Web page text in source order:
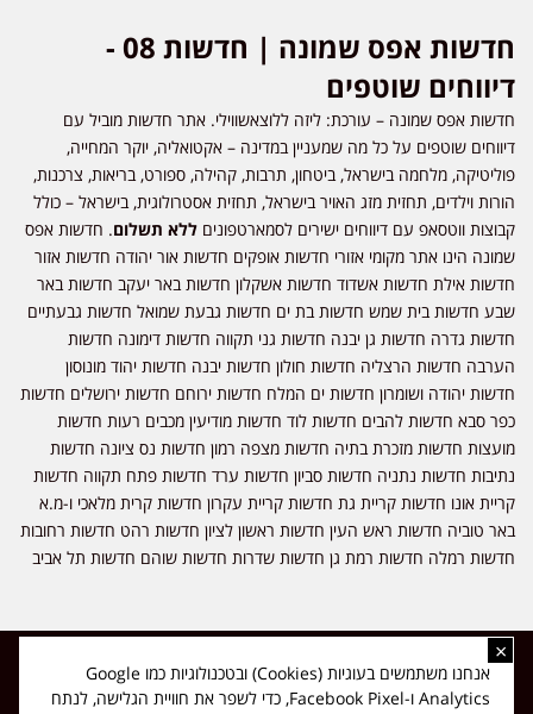
חדשות אפס שמונה | חדשות 08 -
דיווחים שוטפים
חדשות אפס שמונה – עורכת: ליזה ללוצאשווילי. אתר חדשות מוביל עם
דיווחים שוטפים על כל מה שמעניין במדינה – אקטואליה, יוקר המחייה,
פוליטיקה, מלחמה בישראל, ביטחון, תרבות, קהילה, ספורט, בריאות, צרכנות,
הורות וילדים, תחזית מזג האויר בישראל, תחזית אסטרולוגית, בישראל – כולל
קבוצות ווטסאפ עם דיווחים ישירים לסמארטפונים ללא תשלום. חדשות אפס
שמונה הינו אתר מקומי אזורי חדשות אופקים חדשות אור יהודה חדשות אזור
חדשות אילת חדשות אשדוד חדשות אשקלון חדשות באר יעקב חדשות באר
שבע חדשות בית שמש חדשות בת ים חדשות גבעת שמואל חדשות גבעתיים
חדשות גדרה חדשות גן יבנה חדשות גני תקווה חדשות דימונה חדשות
הערבה חדשות הרצליה חדשות חולון חדשות יבנה חדשות יהוד מונוסון
חדשות יהודה ושומרון חדשות ים המלח חדשות ירוחם חדשות ירושלים חדשות
כפר סבא חדשות להבים חדשות לוד חדשות מודיעין מכבים רעות חדשות
מועצות חדשות מזכרת בתיה חדשות מצפה רמון חדשות נס ציונה חדשות
נתיבות חדשות נתניה חדשות סביון חדשות ערד חדשות פתח תקווה חדשות
קריית אונו חדשות קריית גת חדשות קריית עקרון חדשות קרית מלאכי ו-מ.א
באר טוביה חדשות ראש העין חדשות ראשון לציון חדשות רהט חדשות רחובות
חדשות רמלה חדשות רמת גן חדשות שדרות חדשות שוהם חדשות תל אביב
כל הזכויות שמורות ל-ליזה ללוצאשווילי - חדשות אפס שמונה - דיווחים בזמן
אמת, נוסד בשנת 2019 | טל' לפרסומים 054-9759222 מייל מערכת
news08.net@gmail.com
×
אנחנו משתמשים בעוגיות (Cookies) ובטכנולוגיות כמו Google
Analytics ו-Facebook Pixel, כדי לשפר את חוויית הגלישה, לנתח